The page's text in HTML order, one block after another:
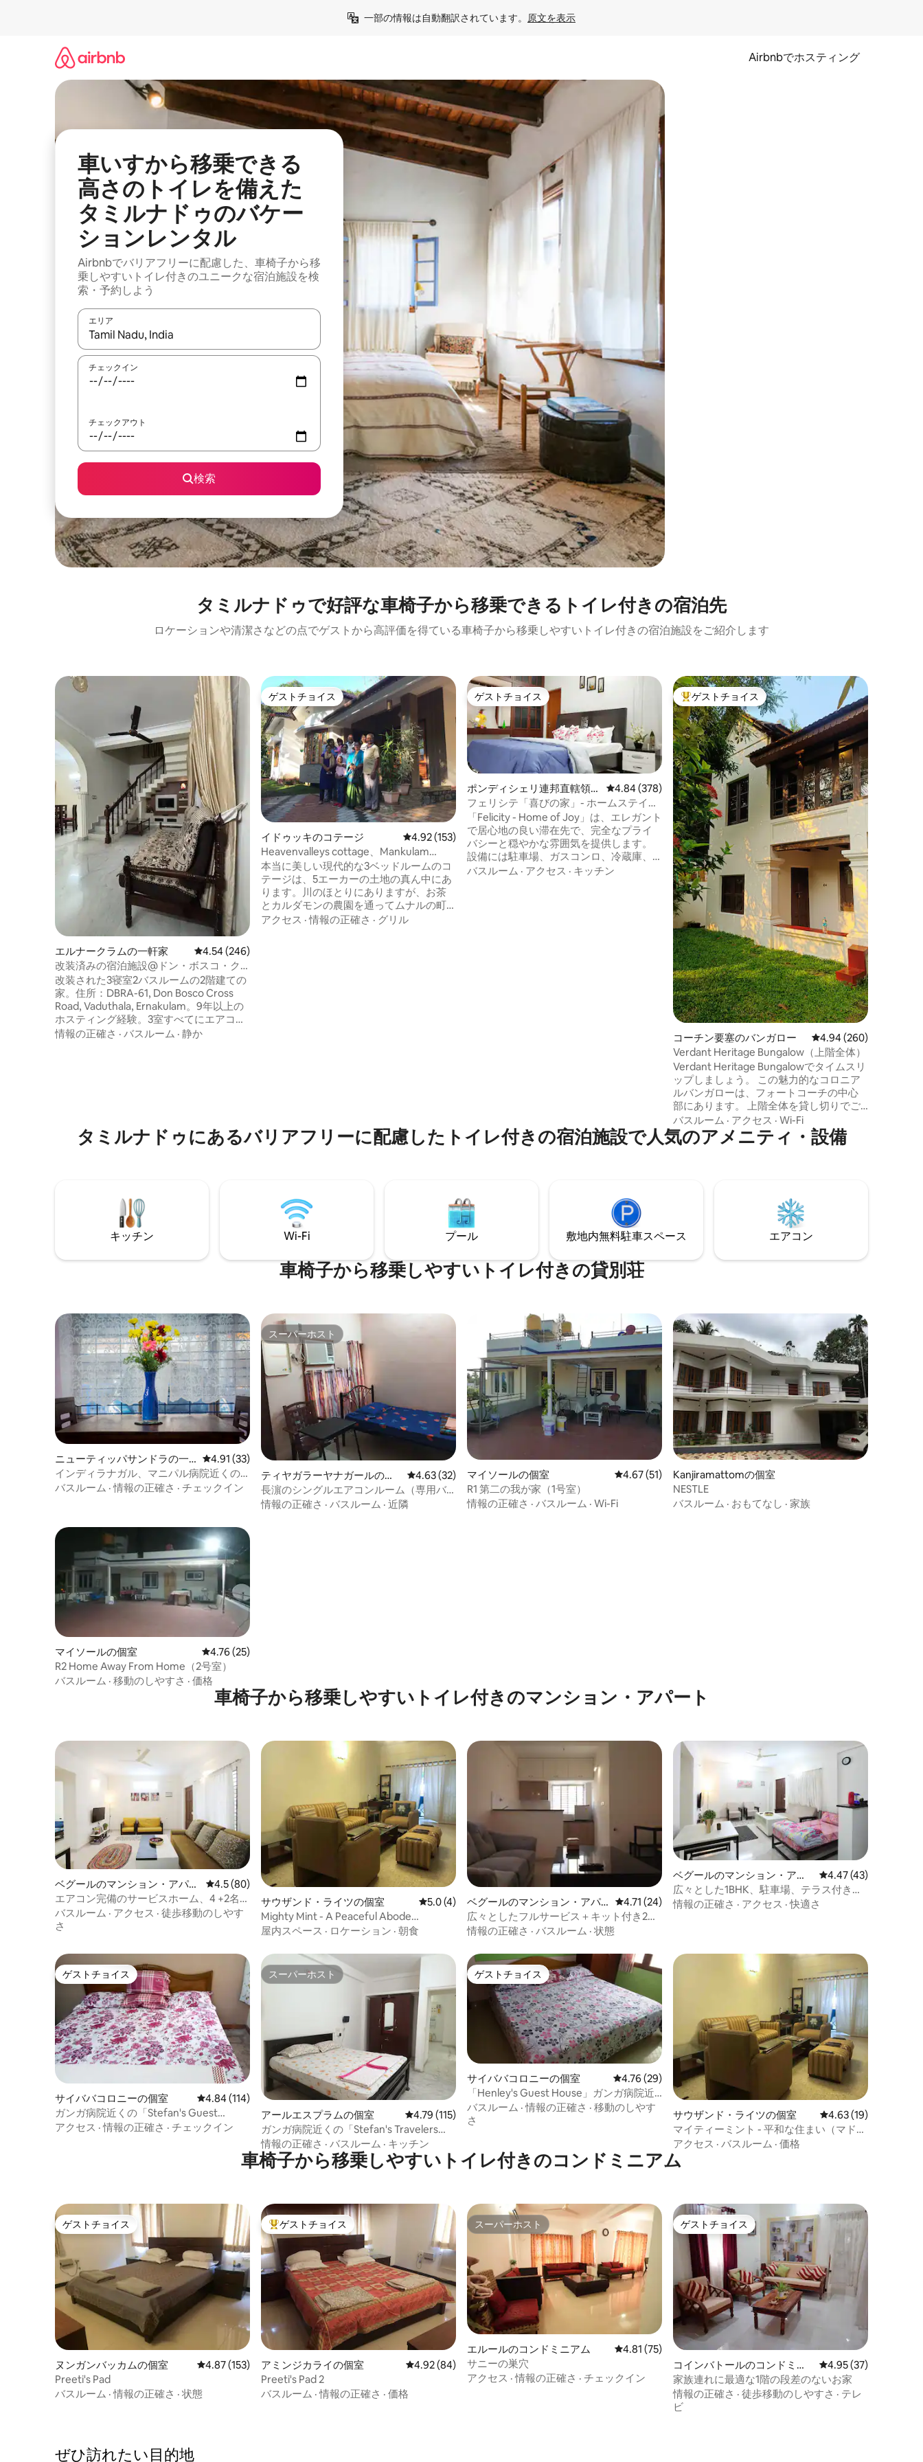
一部の情報は自動翻訳されています。 原文を表示
Airbnbでホスティング
車いすから移乗できる
高さのトイレを備えた
タミルナドゥのバケー
ションレンタル
Airbnbでバリアフリーに配慮した、車椅子から移
乗しやすいトイレ付きのユニークな宿泊施設を検
索・予約しよう
エリア
検索結果が表示されたら、上下の矢印キーを使って移動するか、画面をタッチまたはスワイプして検索結果を確認することができます。
チェックイン
チェックアウト
検索
タミルナドゥで好評な車椅子から移乗できるトイレ付きの宿泊先
ロケーションや清潔さなどの点でゲストから高評価を得ている車椅子から移乗しやすいトイレ付きの宿泊施設をご紹介します
エルナークラムの一軒家 レビュー246件、5つ星中4.54つ星の平均評価
4.54 (246)
改装済みの宿泊施設@ドン・ボスコ・ク
ロスロード、ヴァドゥタラ
改装された3寝室2バスルームの2階建ての
家。住所：DBRA-61, Don Bosco Cross
Road, Vaduthala, Ernakulam。9年以上の
ホスティング経験。3室すべてにエアコ
ン、エレガントなメンテナンス、ベッド4
／ノース駅まで約1.5km、コチ国際空港ま
で約25km。エルナクラムの中心部に位置
情報の正確さ · バスルーム · 静か
ゲストチョイス
ゲストチョイス
イドゥッキのコテージ レビュー153件、5つ星中4.92つ星の平均評価
4.92 (153)
Heavenvalleys cottage、Mankulam
Road、Munnar
本当に美しい現代的な3ベッドルームのコ
テージは、5エーカーの土地の真ん中にあ
ります。川のほとりにありますが、お茶
とカルダモンの農園を通ってムナルの町
から車でわずか45分です。 素晴らしい景
アクセス ·情報の正確さ · グリル
ゲストチョイス
ゲストチョイス
ポンディシェリ連邦直轄領の
マンション・アパート
レビュー378件、5つ星中4.84つ星の平均評価
4.84 (378)
フェリシテ「喜びの家」- ホームステイの
感覚
「Felicity - Home of Joy」は、エレガント
で居心地の良い滞在先で、完全なプライ
バシーと穏やかな雰囲気を提供します。
設備には駐車場、ガスコンロ、冷蔵庫、
電気ケトルを備えたキッチンがありま
バスルーム · アクセス · キッチン
大好評のゲストチョイスです。
ゲストチョイス
コーチン要塞のバンガロー レビュー260件、5つ星
4.94 (260)
Verdant Heritage Bungalow（上階全体）
Verdant Heritage Bungalowでタイムスリ
ップしましょう。 この魅力的なコロニア
ルバンガローは、フォートコーチの中心
部にあります。 上階全体を貸し切りでご
利用いただけます。エアコン付きの豪華
なマスターベッドルーム、涼しげな予備
のベッドルーム（エアコン付き）、風通
の場所にある近くの観光スポットをすべ
て探索してください。 私たちはここに住
んでいませんが、電話するとすぐに連絡
がつきます。
バスルーム · アクセス · Wi-Fi
タミルナドゥにあるバリアフリーに配慮したトイレ付きの宿泊施設で人気のアメニティ・設備
キッチン Wi-Fi プール 敷地内無料駐⁠車ス⁠ペ⁠ー⁠ス エアコン
車椅子から移乗しやすいトイレ付きの貸別荘
ニューティッパサンドラの一
軒家
レビュー33件、5つ星中4.91つ星の平均評価
4.91 (33)
インディラナガル、マニパル病院近くの
アーディの住居
バスルーム ·情報の正確さ · チェックイン
スーパーホスト
スーパーホスト
ティヤガラーヤナガールの個
室
レビュー32件、5つ星中4.63つ星の平均評価
4.63 (32)
長濵のシングルエアコンルーム（専用バ
スルームあり、ただし付属ではありませ
情報の正確さ · バスルーム · 近隣
マイソールの個室 レビュー51件、5つ星中4.67つ星の平均評価
4.67 (51)
R1 第二の我が家（1号室）
情報の正確さ · バスルーム · Wi-Fi
Kanjiramattomの個室
NESTLE
バスルーム · おもてなし · 家族
マイソールの個室 レビュー25件、5つ星中4.76つ星の平均評価
4.76 (25)
R2 Home Away From Home（2号室）
バスルーム · 移動のしやすさ · 価格
車椅子から移乗しやすいトイレ付きのマンション・アパート
ベグールのマンション・アパー
ト
レビュー80件、5つ星中4.5つ星の平均評価
4.5 (80)
エアコン完備のサービスホーム、4 +2名様
用@Kudlu Gate
バスルーム · アクセス · 徒歩移動のしやす
さ
サウザンド・ライツの個室 レビュー4件、5つ星中5.0つ星の平均評価
5.0 (4)
Mighty Mint - A Peaceful Abode
(Madeleine Court) 1
屋内スペース · ロケーション · 朝食
ベグールのマンション・アパ
ート
レビュー24件、5つ星中4.71つ星の平均評価
4.71 (24)
広々としたフルサービス＋キット付き2ベ
ッドルームの宿泊施設SouthBLR
情報の正確さ · バスルーム · 状態
ベグールのマンション・アパ
ート
レビュー43件、5つ
4.47 (43)
広々とした1BHK、駐車場、テラス付き、
HSR近く
情報の正確さ · アクセス ·快適さ
ゲストチョイス
ゲストチョイス
サイババコロニーの個室 レビュー114件、5つ星中4.84つ星の平均評価
4.84 (114)
ガンガ病院近くの「Stefan's Guest
House」
アクセス ·情報の正確さ · チェックイン
スーパーホスト
スーパーホスト
アールエスプラムの個室 レビュー115件、5つ星中4.79つ星の平均評価
4.79 (115)
ガンガ病院近くの「Stefan's Travelers
Paradise」
情報の正確さ · バスルーム · キッチン
ゲストチョイス
ゲストチョイス
サイババコロニーの個室 レビュー29件、5つ星中4.76つ星の平均評価
4.76 (29)
「Henley's Guest House」ガンガ病院近
く
バスルーム ·情報の正確さ · 移動のしやす
さ
サウザンド・ライツの個室 レビュー19件、5つ
4.63 (19)
マイティーミント - 平和な住まい（マドレ
ーヌ・コート）
アクセス · バスルーム · 価格
車椅子から移乗しやすいトイレ付きのコンドミニアム
ゲストチョイス
ゲストチョイス
ヌンガンバッカムの個室 レビュー153件、5つ星中4.87つ星の平均評価
4.87 (153)
Preeti's Pad
バスルーム ·情報の正確さ · 状態
大好評のゲストチョイスです。
ゲストチョイス
アミンジカライの個室 レビュー84件、5つ星中4.92つ星の平均評価
4.92 (84)
Preeti's Pad 2
バスルーム ·情報の正確さ · 価格
スーパーホスト
スーパーホスト
エルールのコンドミニアム レビュー75件、5つ星中4.81つ星の平均評価
4.81 (75)
サニーの巣穴
アクセス ·情報の正確さ · チェックイン
ゲストチョイス
ゲストチョイス
コインバトールのコンドミニ
アム
レビュー37件、5つ
4.95 (37)
家族連れに最適な1階の段差のないお家
情報の正確さ · 徒歩移動のしやすさ · テレ
ビ
ぜひ訪⁠れ⁠た⁠い目⁠的⁠地